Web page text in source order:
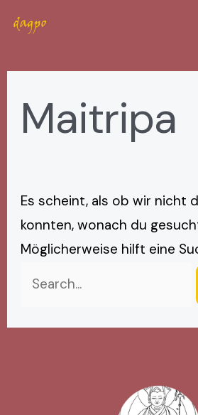
Inhalt
Maitripa
Es scheint, als ob wir nicht
konnten, wonach du
Möglicherweise hilft eine
nach: